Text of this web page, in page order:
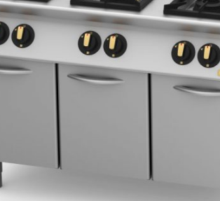
Pogledajte što
AKCIJA!